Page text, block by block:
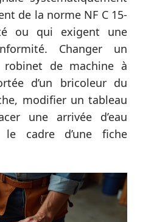
de la norme NF C 15-
ou qui exigent une
Changer un
de machine à
d’un bricoleur du
modifier un tableau
une arrivée d’eau
le cadre d’une fiche